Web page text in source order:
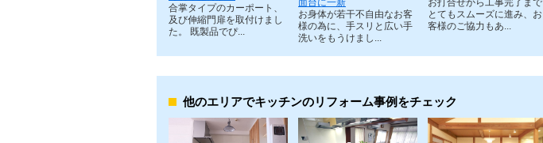
合掌タイプのカーポート、
及び伸縮門扉を取付けまし
た。 既製品でぴ...
面台に一新
お身体が若干不自由なお客
様の為に、手スリと広い手
洗いをもうけまし...
お打合せから工事完了まで
とてもスムーズに進み、お
客様のご協力もあ...
他のエリアでキッチンのリフォーム事例をチェック